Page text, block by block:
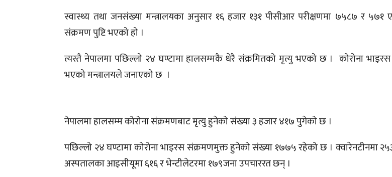
स्वास्थ्य तथा जनसंख्या मन्त्रालयका अनुसार १६ हजार १३१ पीसीआर परीक्षणमा ७५८७ र ५७१
संक्रमण पुष्टि भएको हो ।
त्यस्तै नेपालमा पछिल्लो २४ घण्टामा हालसम्मकै धेरै संक्रमितको मृत्यु भएको छ । कोरोना
भएको मन्त्रालयले जनाएको छ ।
नेपालमा हालसम्म कोरोना संक्रमणबाट मृत्यु हुनेको संख्या ३ हजार ४१७ पुगेको छ ।
पछिल्लो २४ घण्टामा कोरोना भाइरस संक्रमणमुक्त हुनेको संख्या १७७५ रहेको छ । क्वारेनटीनमा
अस्पतालका आइसीयूमा ६१६ र भेन्टीलेटरमा १७९जना उपचाररत छन् ।